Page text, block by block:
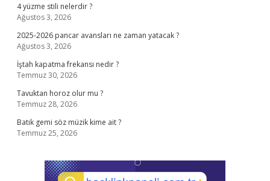
4 yüzme stili nelerdir ?
Ağustos 3, 2026
2025-2026 pancar avansları ne zaman yatacak ?
Ağustos 3, 2026
İştah kapatma frekansı nedir ?
Temmuz 30, 2026
Tavuktan horoz olur mu ?
Temmuz 28, 2026
Batık gemi söz müzik kime ait ?
Temmuz 25, 2026